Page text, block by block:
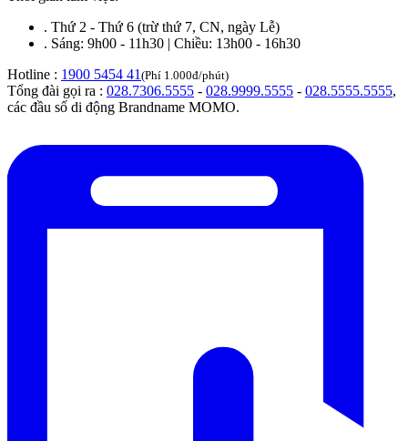
. Thứ 2 - Thứ 6 (trừ thứ 7, CN, ngày Lễ)
. Sáng: 9h00 - 11h30 | Chiều: 13h00 - 16h30
Hotline : 1900 5454 41(Phí 1.000đ/phút)
Tổng đài gọi ra : 028.7306.5555 - 028.9999.5555 - 028.5555.5555,
các đầu số di động Brandname MOMO.